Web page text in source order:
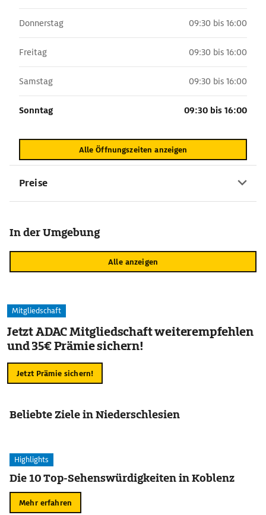
Donnerstag 09:30 bis 16:00
Freitag 09:30 bis 16:00
Samstag 09:30 bis 16:00
Sonntag 09:30 bis 16:00
Alle Öffnungszeiten anzeigen
Preise
In der Umgebung
Alle anzeigen
Mitgliedschaft
Jetzt ADAC Mitgliedschaft weiterempfehlen
und 35€ Prämie sichern!
Jetzt Prämie sichern!
Beliebte Ziele in Niederschlesien
Highlights
Die 10 Top-Sehenswürdigkeiten in Koblenz
Mehr erfahren